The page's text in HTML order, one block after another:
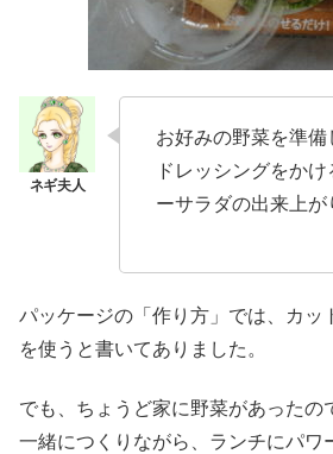
お好みの野菜を準備
ドレッシングをか
ーサラダの出来上が
パッケージの「作り方」では、カッ
を使うと書いてありました。
でも、ちょうど家に野菜があったの
一緒につくりながら、ランチにパワ